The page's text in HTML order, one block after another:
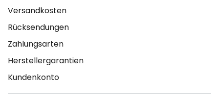
Versandkosten
Rücksendungen
Zahlungsarten
Herstellergarantien
Kundenkonto